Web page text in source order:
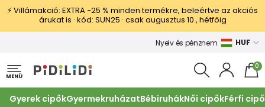
⚡ Villámakció: EXTRA −25 % minden termékre, beleértve az akciós
árukat is · kód: SUN25 · csak augusztus 10., hétfőig
Nyelv és pénznem HUF
MENÜ
0
Gyerek cipőkGyermekruházatBébiruhákNői cipőkFérfi